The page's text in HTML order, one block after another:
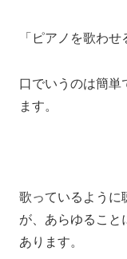
「ピアノを歌わせ
口でいうのは簡単
ます。
歌っているように
が、 あらゆること
あります。